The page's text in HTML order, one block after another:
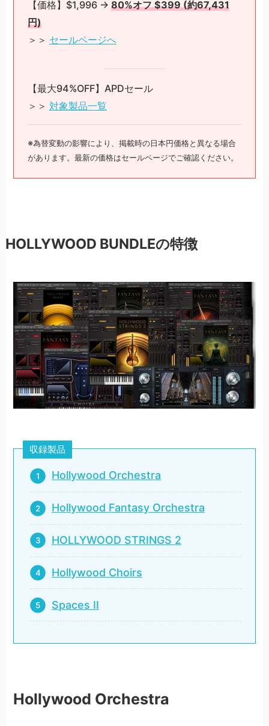
【価格】$1,996 → 80%オフ $399 (約67,431
円)
＞＞ セールページへ
【最大94%OFF】APDセール
＞＞ 対象製品一覧
※為替変動の影響により、掲載時の日本円価格と異なる場合
があります。最新の価格はセールページでご確認ください。
HOLLYWOOD BUNDLEの特徴
収録製品
Hollywood Orchestra
Hollywood Fantasy Orchestra
HOLLYWOOD STRINGS 2
Hollywood Choirs
Spaces II
Hollywood Orchestra